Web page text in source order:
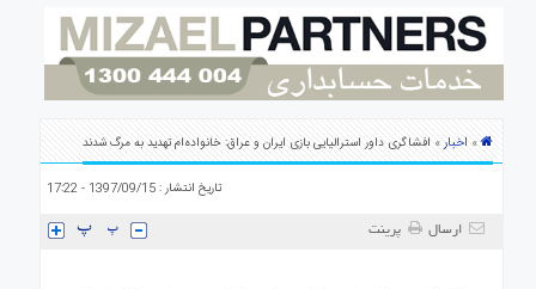
استرالیا
درباره
ارتباط
» اخبار» افشاگری داور استرالیایی بازی ایران و عراق: خانواده‌ام تهدید به مرگ شدند
تاریخ انتشار : 1397/09/15 - 17:22
ارسال پرینت